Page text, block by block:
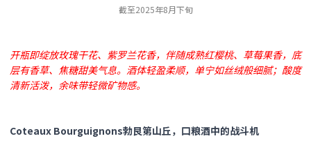
截至2025年8月下旬
开瓶即绽放玫瑰干花、紫罗兰花香，伴随成熟红樱桃、草莓果香，底
层有香草、焦糖甜美气息。酒体轻盈柔顺，单宁如丝绒般细腻；酸度
清新活泼，余味带轻微矿物感。
Coteaux Bourguignons勃艮第山丘，口粮酒中的战斗机